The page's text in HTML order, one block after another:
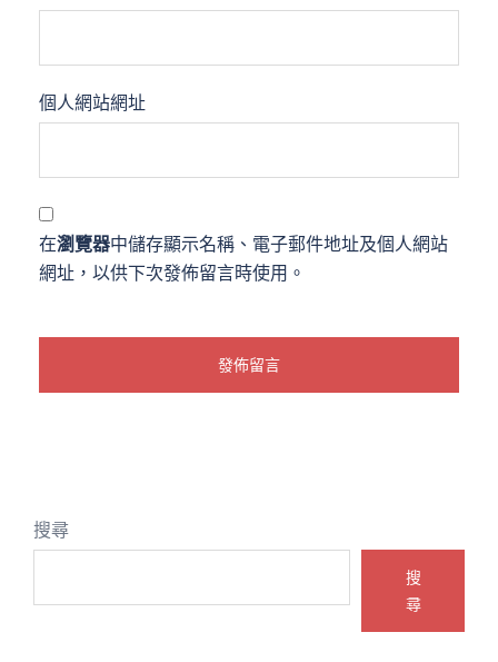
個人網站網址
在瀏覽器中儲存顯示名稱、電子郵件地址及個人網站
網址，以供下次發佈留言時使用。
搜尋
搜
尋